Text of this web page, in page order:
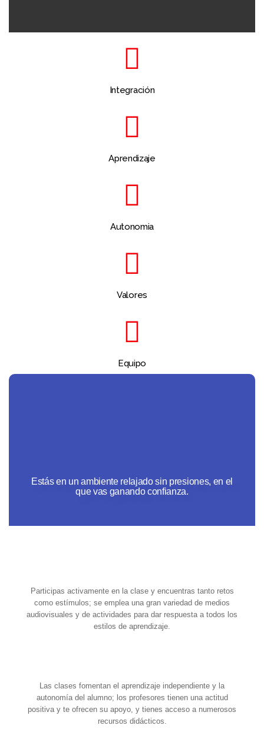
Integración
Aprendizaje
Autonomia
Valores
Equipo
Estás en un ambiente relajado sin presiones, en el
que vas ganando confianza.
Participas activamente en la clase y encuentras tanto retos
como estímulos; se emplea una gran variedad de medios
audiovisuales y de actividades para dar respuesta a todos los
estilos de aprendizaje.
Las clases fomentan el aprendizaje independiente y la
autonomía del alumno; los profesores tienen una actitud
positiva y te ofrecen su apoyo, y tienes acceso a numerosos
recursos didácticos.